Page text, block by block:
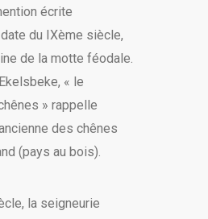
écrite
du IXème siècle,
de la motte féodale.
« le
» rappelle
des chênes
(pays au bois).
la seigneurie